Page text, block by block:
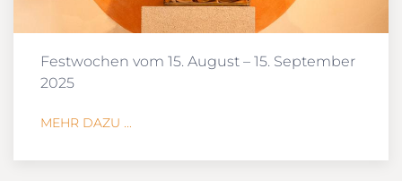
Festwochen vom 15. August – 15. September
2025
MEHR DAZU ...